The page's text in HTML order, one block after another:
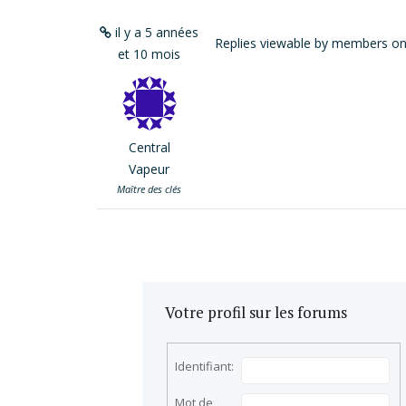
il y a 5 années
et 10 mois
Central
Vapeur
Maître des clés
Replies viewable by members
Votre profil sur les forums
Identifiant:
Mot de